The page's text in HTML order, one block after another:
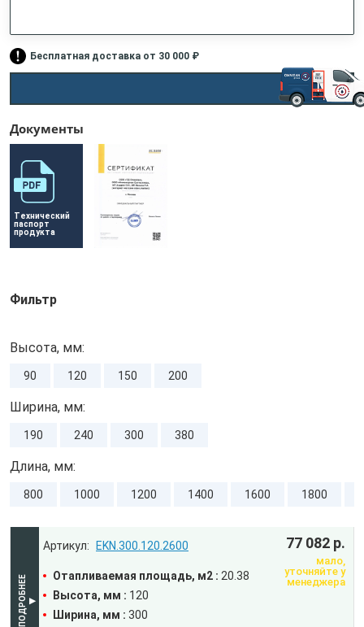
Бесплатная доставка от 30 000 ₽
Документы
Технический
паспорт
продукта
Фильтр
Высота, мм:
90 120 150 200
Ширина, мм:
190 240 300 380
Длина, мм:
800 1000 1200 1400 1600 1800
EKN.300.120.2600
Отапливаемая площадь, м2 : 20.38
Высота, мм : 120
Ширина, мм : 300
77 082 р.
мало,
уточняйте у
менеджера